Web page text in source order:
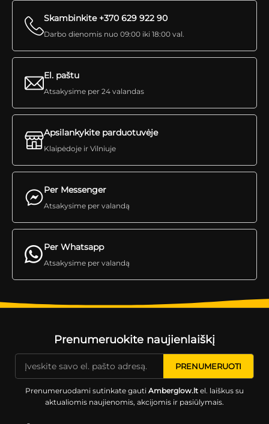
Skambinkite +370 629 922 90
Darbo dienomis nuo 09:00 iki 18:00 val.
Per Messenger
Atsakysime per valandą
El. paštu
Atsakysime per 24 valandas
Apsilankykite parduotuvėje
Klaipėdoje ir Vilniuje
Per Whatsapp
Atsakysime per valandą
Prenumeruokite naujienlaiškį
Prenumeruodami sutinkate gauti Amberglow.ltel. laiškus su
aktualiomis naujienomis, akcijomis ir pasiūlymais.